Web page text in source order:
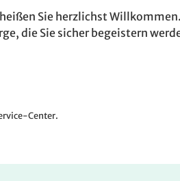
Sie herzlichst
die Sie sicher begeistern
Center.